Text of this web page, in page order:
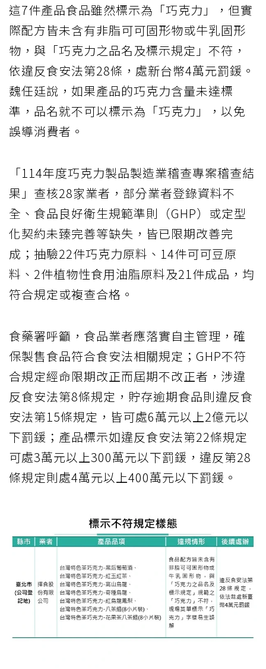
這7件產品食品雖然標示為「巧克力」，但實
際配方皆未含有非脂可可固形物或牛乳固形
物，與「巧克力之品名及標示規定」不符，
依違反食安法第28條，處新台幣4萬元罰鍰。
魏任廷說，如果產品的巧克力含量未達標
準，品名就不可以標示為「巧克力」，以免
誤導消費者。
「114年度巧克力製品製造業稽查專案稽查結
果」查核28家業者，部分業者登錄資料不
全、食品良好衛生規範準則（GHP）或定型
化契約未臻完善等缺失，皆已限期改善完
成；抽驗22件巧克力原料、14件可可豆原
料、2件植物性食用油脂原料及21件成品，均
符合規定或複查合格。
食藥署呼籲，食品業者應落實自主管理，確
保製售食品符合食安法相關規定；GHP不符
合規定經命限期改正而屆期不改正者，涉違
反食安法第8條規定，貯存逾期食品則違反食
安法第15條規定，皆可處6萬元以上2億元以
下罰鍰；產品標示如違反食安法第22條規定
可處3萬元以上300萬元以下罰鍰，違反第28
條規定則處4萬元以上400萬元以下罰鍰。